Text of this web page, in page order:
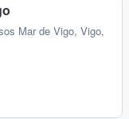
Mar de Vigo, Vigo,